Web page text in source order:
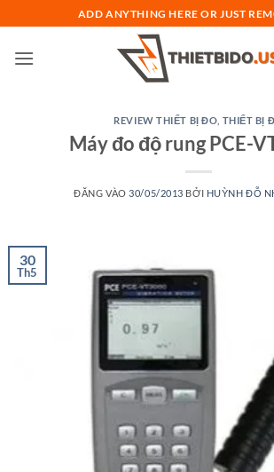
qua
nội
ADD ANYTHING HERE OR JUST
REVIEW THIẾT BỊ ĐO THIẾT BỊ
Máy đo độ rung PCE-
ĐĂNG VÀO 30/05/2013 BỞI HUỲNH ĐỖ
30
Th5